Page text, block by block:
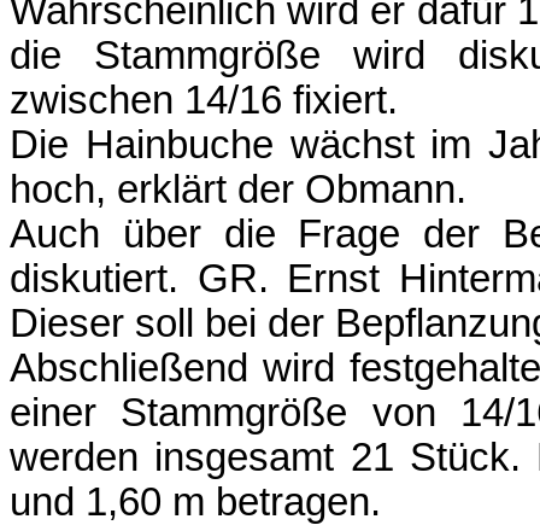
Wahrscheinlich wird er dafür
die Stammgröße wird
zwischen 14/16 fixiert.
Die Hainbuche wächst im
hoch, erklärt der Obmann.
Auch über die Frage der
diskutiert. GR. Ernst
Dieser soll bei der
Abschließend wird
einer Stammgröße von 14/
werden insgesamt 21
und 1,60 m betragen.